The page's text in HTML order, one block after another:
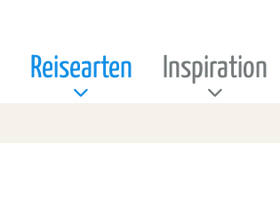
Reisearten Inspiration